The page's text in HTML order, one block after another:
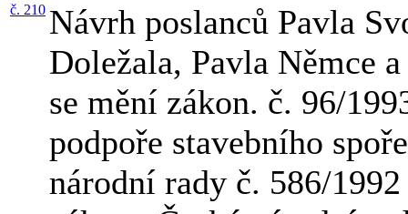
č. 210 Návrh poslanců Pavla
Doležala, Pavla Němce
se mění zákon. č. 96/
podpoře stavebního
národní rady č. 586/